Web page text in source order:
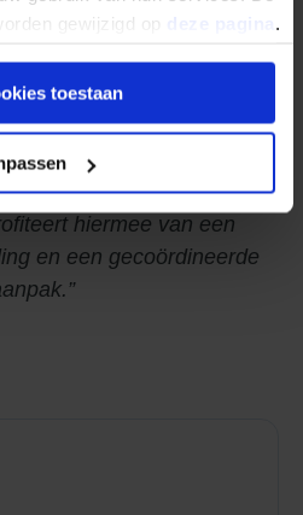
gewijzigd op
deze pagina
toestaan
vraag meerdere diensten
hiermee van een
en een gecoördineerde